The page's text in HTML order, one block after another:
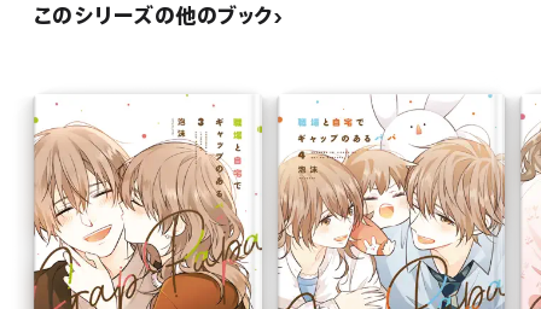
このシリーズの他のブック